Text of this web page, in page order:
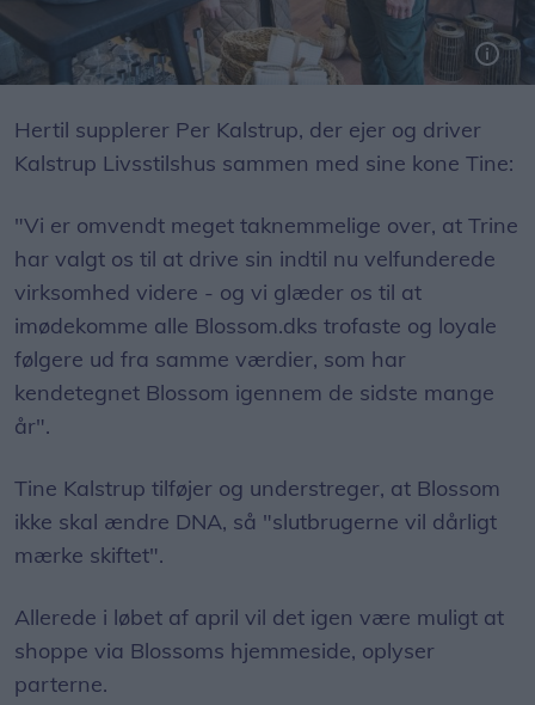
Hertil supplerer Per Kalstrup, der ejer og driver
Kalstrup Livsstilshus sammen med sine kone Tine:
"Vi er omvendt meget taknemmelige over, at Trine
har valgt os til at drive sin indtil nu velfunderede
virksomhed videre - og vi glæder os til at
imødekomme alle Blossom.dks trofaste og loyale
følgere ud fra samme værdier, som har
kendetegnet Blossom igennem de sidste mange
år".
Tine Kalstrup tilføjer og understreger, at Blossom
ikke skal ændre DNA, så "slutbrugerne vil dårligt
mærke skiftet".
Allerede i løbet af april vil det igen være muligt at
shoppe via Blossoms hjemmeside, oplyser
parterne.